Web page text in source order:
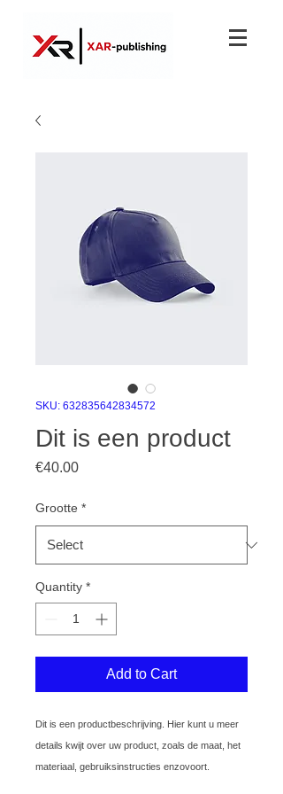
SKU: 632835642834572
Dit is een product
€40.00Price
Grootte *
Quantity *
Add to Cart
Dit is een productbeschrijving. Hier kunt u meer
details kwijt over uw product, zoals de maat, het
materiaal, gebruiksinstructies enzovoort.